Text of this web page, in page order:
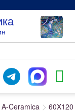
A-Ceramica 60X120